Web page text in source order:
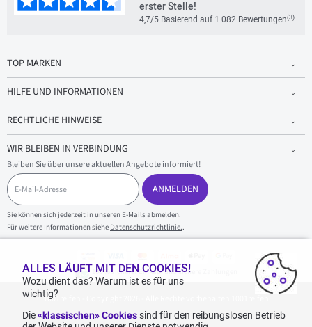
erster Stelle!
4,7/5 Basierend auf 1 082 Bewertungen(3)
TOP MARKEN
HILFE UND INFORMATIONEN
RECHTLICHE HINWEISE
WIR BLEIBEN IN VERBINDUNG
Bleiben Sie über unsere aktuellen Angebote informiert!
E
-
M
a
i
l
ANMELDEN
Sie können sich jederzeit in unseren E-Mails abmelden.
Für weitere Informationen siehe Datenschutzrichtlinie..
100 % sicherer Einkauf und sichere Zahlungen
1001reifen - Copyright 2026 - Alle Rechte vorbehalten 1001reifen
ALLES LÄUFT MIT DEN COOKIES!
Wozu dient das? Warum ist es für uns
wichtig?
Die«klassischen» Cookiessind für den reibungslosen Betrieb